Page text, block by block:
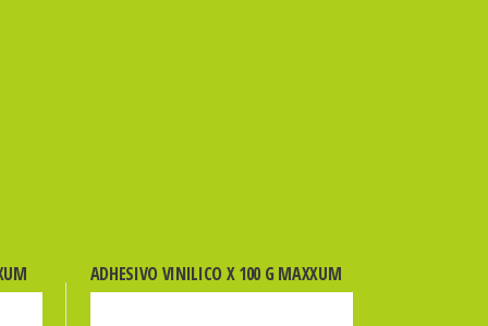
ADHESIVO VINILICO X 100 G MAXXUM